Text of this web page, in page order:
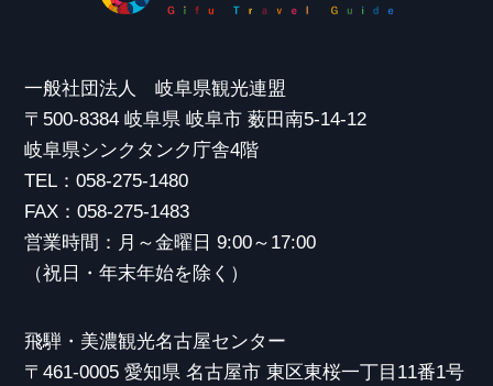
一般社団法人 岐阜県観光連盟
〒500-8384 岐阜県 岐阜市 薮田南5-14-12
岐阜県シンクタンク庁舎4階
TEL：058-275-1480
FAX：058-275-1483
営業時間：月～金曜日 9:00～17:00
（祝日・年末年始を除く）
飛騨・美濃観光名古屋センター
〒461-0005 愛知県 名古屋市 東区東桜一丁目11番1号